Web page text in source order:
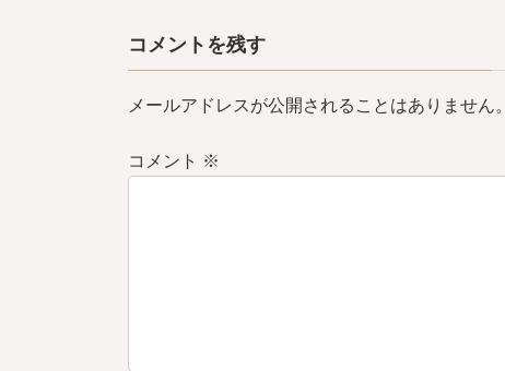
コメントを残す
メールアドレスが公開されることはありません。
コメント ※